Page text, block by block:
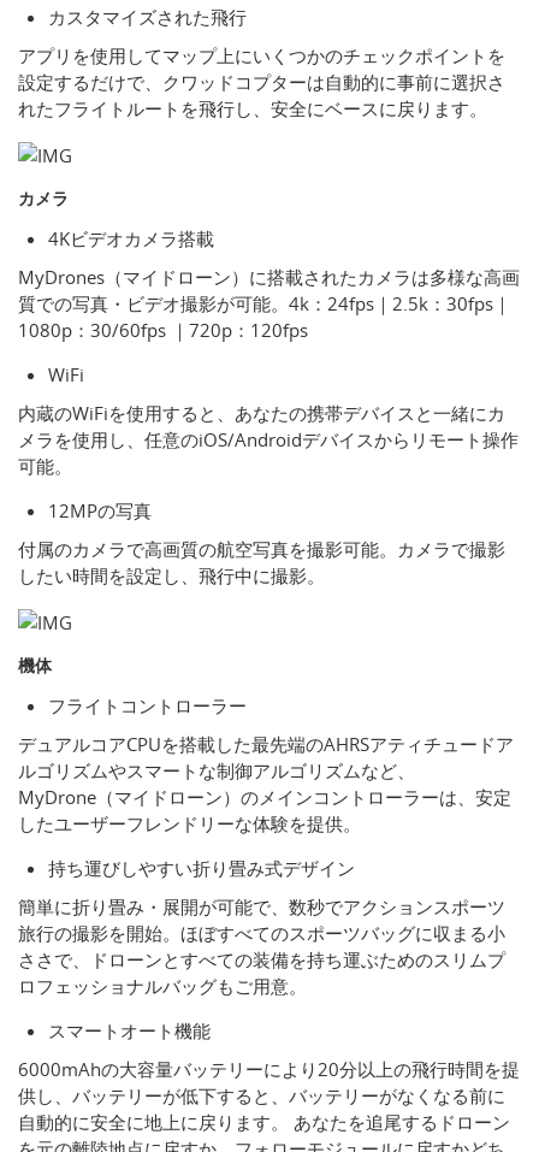
カスタマイズされた飛行
アプリを使用してマップ上にいくつかのチェックポイントを
設定するだけで、クワッドコプターは自動的に事前に選択さ
れたフライトルートを飛行し、安全にベースに戻ります。
カメラ
4Kビデオカメラ搭載
MyDrones（マイドローン）に搭載されたカメラは多様な高画
質での写真・ビデオ撮影が可能。4k：24fps｜2.5k：30fps｜
1080p：30/60fps ｜720p：120fps
WiFi
内蔵のWiFiを使用すると、あなたの携帯デバイスと一緒にカ
メラを使用し、任意のiOS/Androidデバイスからリモート操作
可能。
12MPの写真
付属のカメラで高画質の航空写真を撮影可能。カメラで撮影
したい時間を設定し、飛行中に撮影。
機体
フライトコントローラー
デュアルコアCPUを搭載した最先端のAHRSアティチュードア
ルゴリズムやスマートな制御アルゴリズムなど、
MyDrone（マイドローン）のメインコントローラーは、安定
したユーザーフレンドリーな体験を提供。
持ち運びしやすい折り畳み式デザイン
簡単に折り畳み・展開が可能で、数秒でアクションスポーツ
旅行の撮影を開始。ほぼすべてのスポーツバッグに収まる小
ささで、ドローンとすべての装備を持ち運ぶためのスリムプ
ロフェッショナルバッグもご用意。
スマートオート機能
6000mAhの大容量バッテリーにより20分以上の飛行時間を提
供し、バッテリーが低下すると、バッテリーがなくなる前に
自動的に安全に地上に戻ります。 あなたを追尾するドローン